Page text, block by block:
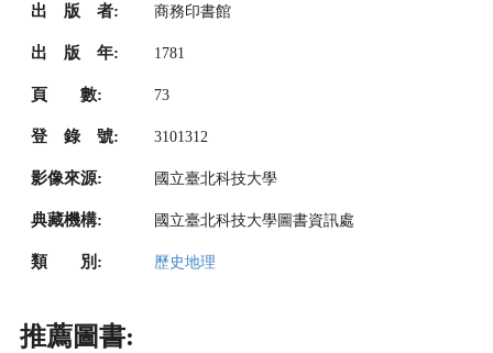
出 版 者: 商務印書館
出 版 年: 1781
頁 數: 73
登 錄 號: 3101312
影像來源: 國立臺北科技大學
典藏機構: 國立臺北科技大學圖書資訊處
類 別: 歷史地理
推薦圖書: